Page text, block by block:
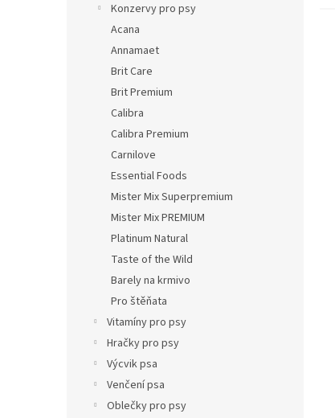
Konzervy pro psy
Acana
Annamaet
Brit Care
Brit Premium
Calibra
Calibra Premium
Carnilove
Essential Foods
Mister Mix Superpremium
Mister Mix PREMIUM
Platinum Natural
Taste of the Wild
Barely na krmivo
Pro štěňata
Vitamíny pro psy
Hračky pro psy
Výcvik psa
Venčení psa
Oblečky pro psy